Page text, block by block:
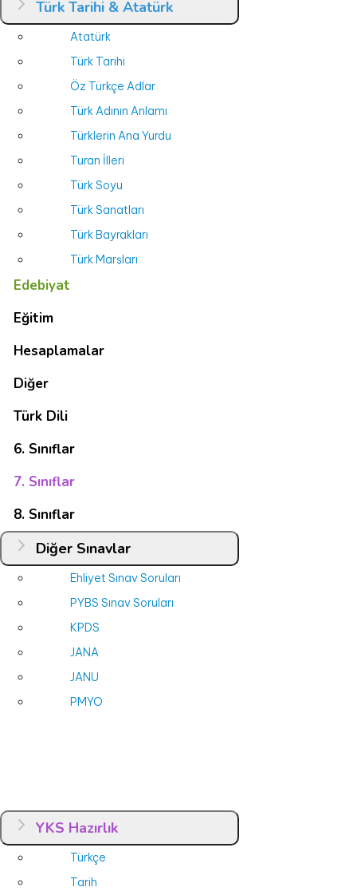
Türk Tarihi & Atatürk
Atatürk
Türk Tarihi
Öz Türkçe Adlar
Türk Adının Anlamı
Türklerin Ana Yurdu
Turan İlleri
Türk Soyu
Türk Sanatları
Türk Bayrakları
Türk Marşları
Türklük Bilginizi Sınayın!
Nevruz
Türkçülük
Edebiyat
Eğitim
Hesaplamalar
Diğer
Türk Dili
6. Sınıflar
7. Sınıflar
8. Sınıflar
Diğer Sınavlar
Ehliyet Sınav Soruları
PYBS Sınav Soruları
KPDS
JANA
JANU
PMYO
YKS Hazırlık
Türkçe
Tarih